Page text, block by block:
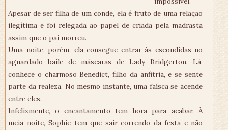
Apesar de ser filha de um conde, ela é fruto de uma relação
ilegítima e foi relegada ao papel de criada pela madrasta
assim que o pai morreu.
Uma noite, porém, ela consegue entrar às escondidas no
aguardado baile de máscaras de Lady Bridgerton. Lá,
conhece o charmoso Benedict, filho da anfitriã, e se sente
parte da realeza. No mesmo instante, uma faísca se acende
entre eles.
Infelizmente, o encantamento tem hora para acabar. À
meia-noite, Sophie tem que sair correndo da festa e não